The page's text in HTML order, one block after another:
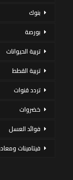
بنوك
بورصة
تربية الحيوانات
تربية القطط
تردد قنوات
خضروات
فوائد العسل
فيتامينات